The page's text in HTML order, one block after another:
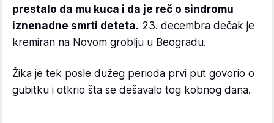
prestalo da mu kuca i da je reč o sindromu
iznenadne smrti deteta. 23. decembra dečak je
kremiran na Novom groblju u Beogradu.
Žika je tek posle dužeg perioda prvi put govorio o
gubitku i otkrio šta se dešavalo tog kobnog dana.